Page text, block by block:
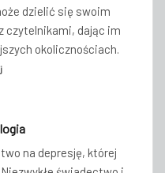
dzielić się swoim
czytelnikami, dając im
okolicznościach.
na depresję, której